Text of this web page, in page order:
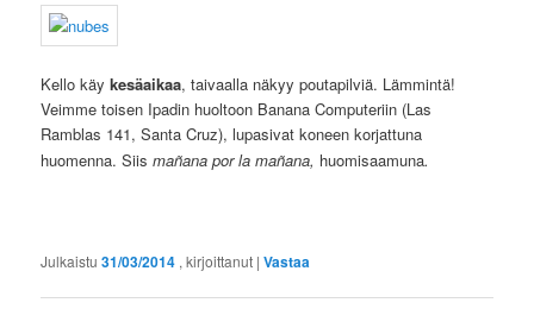
Kello käy kesäaikaa, taivaalla näkyy poutapilviä. Lämmintä!
Veimme toisen Ipadin huoltoon Banana Computeriin (Las
Ramblas 141, Santa Cruz), lupasivat koneen korjattuna
huomenna.Siis mañana por la mañana, huomisaamuna.
Julkaistu31/03/2014 , kirjoittanut |Vastaa